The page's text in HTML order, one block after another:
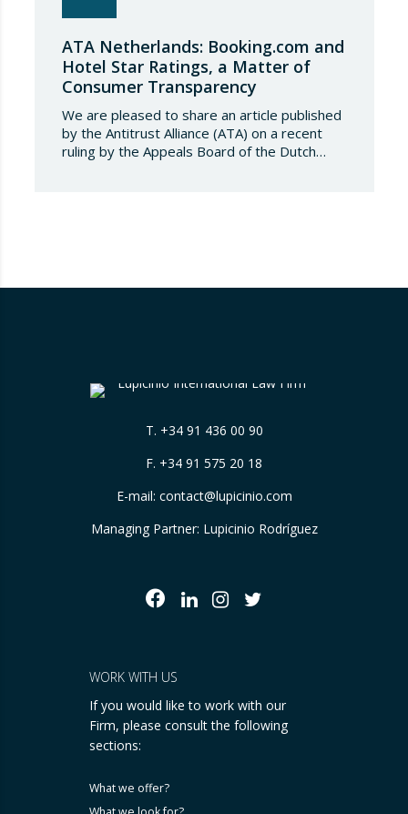
ATA Netherlands: Booking.com and
Hotel Star Ratings, a Matter of
Consumer Transparency
We are pleased to share an article published
by the Antitrust Alliance (ATA) on a recent
ruling by the Appeals Board of the Dutch
T. +34 91 436 00 90
F. +34 91 575 20 18
E-mail: contact@lupicinio.com
Managing Partner: Lupicinio Rodríguez
WORK WITH US
If you would like to work with our
Firm, please consult the following
sections:
What we offer?